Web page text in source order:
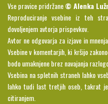
Vse pravice pridržane© Alenka
Reproduciranje vsebine iz teh
dovoljenjem avtorja prispevkov.
Avtor ne odgovarja za izjave in
Vsebine v komentarjih, ki kršijo
bodo umaknjene brez navajanja
Vsebina na spletnih straneh lahko
lahko tudi last tretjih oseb, takrat
citiranjem.